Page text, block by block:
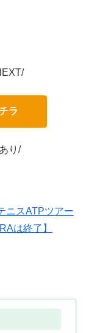
ラ
り/
ニスATPツアー
は終了】